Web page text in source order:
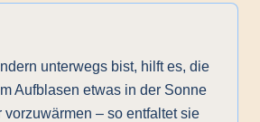
unterwegs bist, hilft es, die
Aufblasen etwas in der Sonne
vorzuwärmen – so entfaltet sie